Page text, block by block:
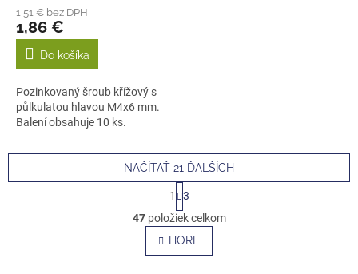
1,51 € bez DPH
1,86 €
Do košíka
Pozinkovaný šroub křížový s
půlkulatou hlavou M4x6 mm.
Balení obsahuje 10 ks.
O
v
l
á
NAČÍTAŤ 21 ĎALŠÍCH
S
t
r
á
n
k
1
3
47položiek celkom
HORE